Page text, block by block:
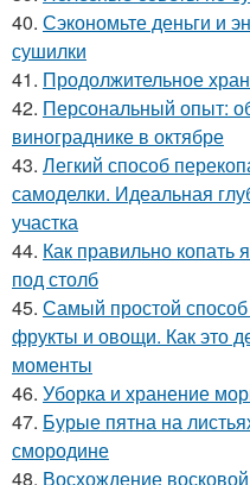
40. Сэкономьте деньги и
сушилки
41. Продолжительное
42. Персональный опыт:
винограднике в октябре
43. Легкий способ
самоделки. Идеальная
участка
44. Как правильно копать
под столб
45. Самый простой
фрукты и овощи. Как это
моменты
46. Уборка и хранение
47. Бурые пятна на
смородине
48. Восхождение